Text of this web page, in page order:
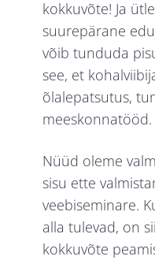
kokkuvõte! Ja
suurepärane
võib tunduda
see, et
õlalepatsutus,
meeskonnatööd.
Nüüd oleme
sisu ette
veebiseminare.
alla tulevad, on
kokkuvõte